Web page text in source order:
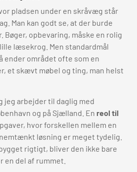
pladsen under en skråvæg står
Man kan godt se, at der burde
Bøger, opbevaring, måske en rolig
læsekrog. Men standardmål
ender området ofte som en
et skævt møbel og ting, man helst
jeg arbejder til daglig med
og på Sjælland. En reol til
hvor forskellen mellem en
løsning er meget tydelig.
rigtigt, bliver den ikke bare
en del af rummet.